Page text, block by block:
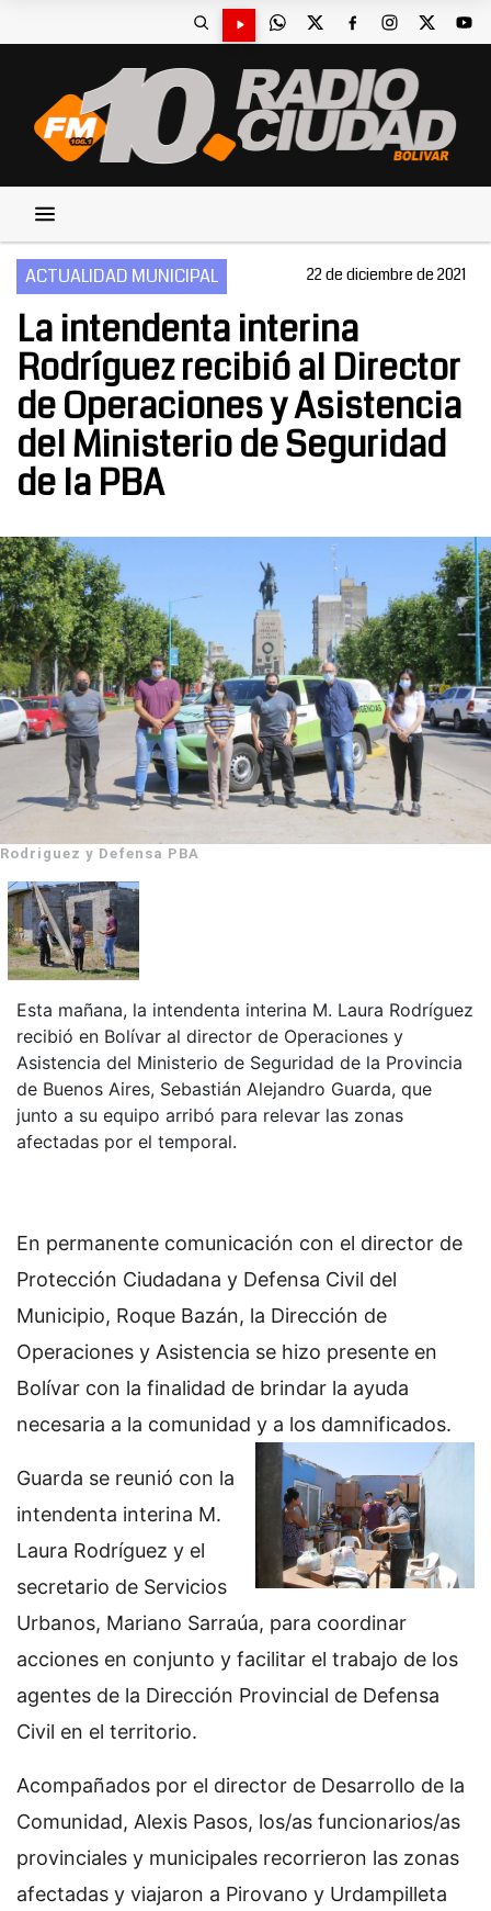
ACTUALIDAD MUNICIPAL 22 de diciembre de 2021
La intendenta interina
Rodríguez recibió al Director
de Operaciones y Asistencia
del Ministerio de Seguridad
de la PBA
Rodriguez y Defensa PBA
Esta mañana, la intendenta interina M. Laura Rodríguez
recibió en Bolívar al director de Operaciones y
Asistencia del Ministerio de Seguridad de la Provincia
de Buenos Aires, Sebastián Alejandro Guarda, que
junto a su equipo arribó para relevar las zonas
afectadas por el temporal.
En permanente comunicación con el director de
Protección Ciudadana y Defensa Civil del
Municipio, Roque Bazán, la Dirección de
Operaciones y Asistencia se hizo presente en
Bolívar con la finalidad de brindar la ayuda
necesaria a la comunidad y a los damnificados.
Guarda se reunió con la
intendenta interina M.
Laura Rodríguez y el
secretario de Servicios
Urbanos, Mariano Sarraúa, para coordinar
acciones en conjunto y facilitar el trabajo de los
agentes de la Dirección Provincial de Defensa
Civil en el territorio.
Acompañados por el director de Desarrollo de la
Comunidad, Alexis Pasos, los/as funcionarios/as
provinciales y municipales recorrieron las zonas
afectadas y viajaron a Pirovano y Urdampilleta